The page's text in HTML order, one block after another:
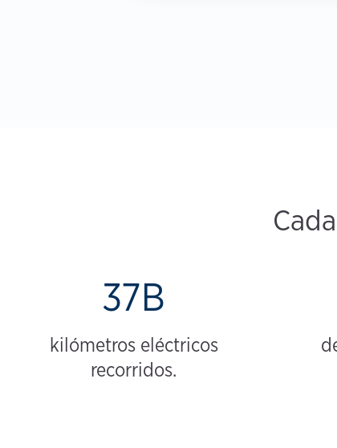
37B
kilómetros eléctricos
recorridos.